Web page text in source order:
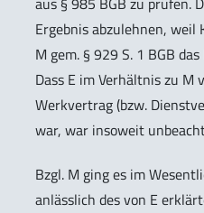
Ergebnis abzulehnen,
M gem. § 929 S. 1 BGB
Dass E im Verhältnis zu M
Werkvertrag (bzw.
war, war insoweit
Bzgl. M ging es im
anlässlich des von E